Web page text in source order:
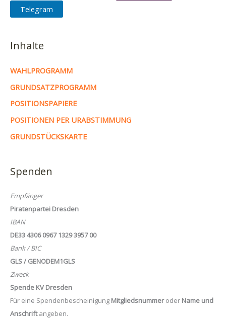
Telegram
Inhalte
WAHLPROGRAMM
GRUNDSATZPROGRAMM
POSITIONSPAPIERE
POSITIONEN PER URABSTIMMUNG
GRUNDSTÜCKSKARTE
Spenden
Empfänger
Piratenpartei Dresden
IBAN
DE33 4306 0967 1329 3957 00
Bank / BIC
GLS / GENODEM1GLS
Zweck
Spende KV Dresden
Für eine Spendenbescheinigung Mitgliedsnummeroder Name und
Anschriftangeben.